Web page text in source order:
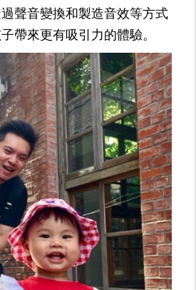
聲音變換和製造音效等方式
帶來更有吸引力的體驗。